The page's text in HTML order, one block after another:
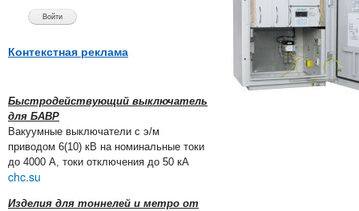
Контекстная реклама
Быстродействующий выключатель
для БАВР
Вакуумные выключатели с э/м
приводом 6(10) кВ на номинальные токи
до 4000 А, токи отключения до 50 кА
chc.su
Изделия для тоннелей и метро от